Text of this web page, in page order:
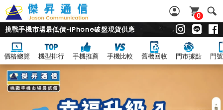
0
挑戰手機市場最低價~iPhone破盤現貨供應
價格總覽 機型排行 手機推薦 手機比較 舊機回收 門市據點 門